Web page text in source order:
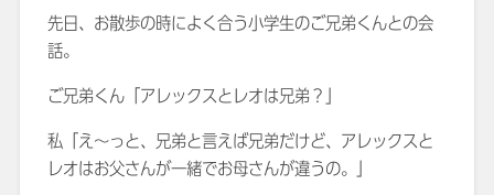
先日、お散歩の時によく合う小学生のご兄弟くんとの会
話。
ご兄弟くん「アレックスとレオは兄弟？」
私「え～っと、兄弟と言えば兄弟だけど、アレックスと
レオはお父さんが一緒でお母さんが違うの。」